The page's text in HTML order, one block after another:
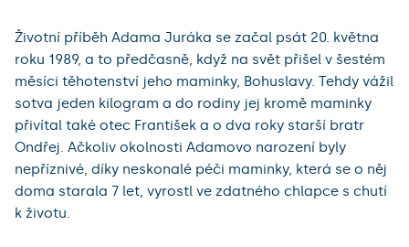
Životní příběh Adama Juráka se začal psát 20. května
roku 1989, a to předčasně, když na svět přišel v šestém
měsíci těhotenství jeho maminky, Bohuslavy. Tehdy vážil
sotva jeden kilogram a do rodiny jej kromě maminky
přivítal také otec František a o dva roky starší bratr
Ondřej. Ačkoliv okolnosti Adamovo narození byly
nepříznivé, díky neskonalé péči maminky, která se o něj
doma starala 7 let, vyrostl ve zdatného chlapce s chutí
k životu.